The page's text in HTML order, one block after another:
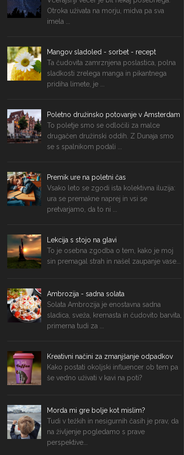
Otroka uživata na morju, midva pa sva
imela ...
Mangov sladoled - sorbet - recept
Ta čudovita zamrznjena poslastica, polna
sladkosti zrelega manga in pikantnega
pridiha limete, je ...
Poletno družinsko potovanje v Amsterdam
To poletje smo se odločili za malce
drugačen družinski oddih. Z Dunaja smo
se s spalnikom podali ...
Premik ure na poletni čas
Vsako leto se zgodi ista kolektivna iluzija:
ura se premakne naprej in vsi se
pretvarjamo, da to ni ...
Lekcija s stojo na glavi
To je osebna zgodba o tem, kako je moj
sin premagal strah in našel zaupanje vase...
Ambrozija - sadna solata
Solata Ambrozija je enostavna sadna
sladica, sveža, kremasta in čudovito barvita,
primerna tudi za ...
Kreativni načini za zmanjšanje odpadkov
Kako postati okoljski influencer ob tem pa
še vedno uživati v kavi na poti?
Morda mi gre bolje kot mislim?
Tudi v težkih in nesigurnih časih je prav, da
na življenje pogledamo s prave
perspektive...